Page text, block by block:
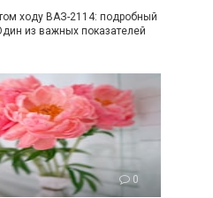
ходу ВАЗ-2114: подробный
из важных показателей
0